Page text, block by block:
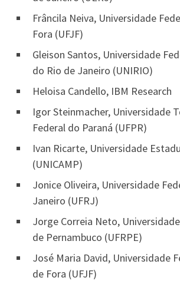
Frâncila Neiva, Universidade
Fora (UFJF)
Gleison Santos, Universidade
do Rio de Janeiro (UNIRIO)
Heloisa Candello, IBM Research
Igor Steinmacher, Universidade
Federal do Paraná (UFPR)
Ivan Ricarte, Universidade
(UNICAMP)
Jonice Oliveira, Universidade
Janeiro (UFRJ)
Jorge Correia Neto,
de Pernambuco (UFRPE)
José Maria David, Universidade
de Fora (UFJF)